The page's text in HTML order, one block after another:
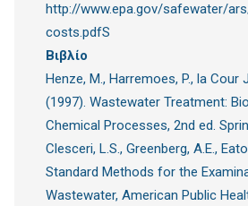
http://www.epa.gov/safewater/
costs.pdfS
Βιβλίο
Henze, M., Harremoes, P., la Cour
(1997). Wastewater Treatment:
Chemical Processes, 2nd ed.
Clesceri, L.S., Greenberg, A.E.,
Standard Methods for the
Wastewater, American Public